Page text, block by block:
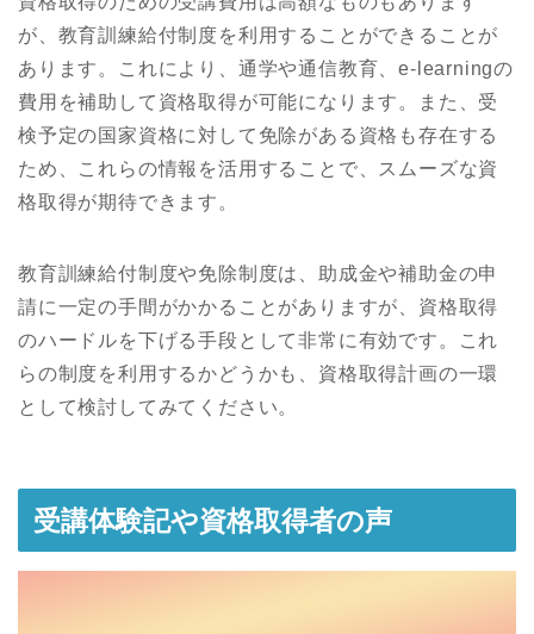
が、教育訓練給付制度を利用することができることが
あります。これにより、通学や通信教育、e-learningの
費用を補助して資格取得が可能になります。また、受
検予定の国家資格に対して免除がある資格も存在する
ため、これらの情報を活用することで、スムーズな資
格取得が期待できます。
教育訓練給付制度や免除制度は、助成金や補助金の申
請に一定の手間がかかることがありますが、資格取得
のハードルを下げる手段として非常に有効です。これ
らの制度を利用するかどうかも、資格取得計画の一環
として検討してみてください。
受講体験記や資格取得者の声